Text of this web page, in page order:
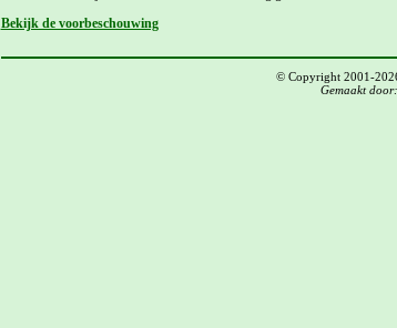
Bekijk de voorbeschouwing
© Copyright 2001-
Gemaakt door: